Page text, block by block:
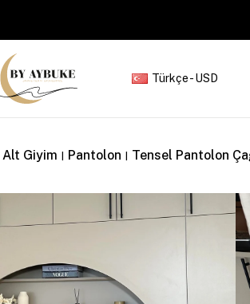
Türkçe - USD
Alt Giyim Pantolon Tensel Pantolon